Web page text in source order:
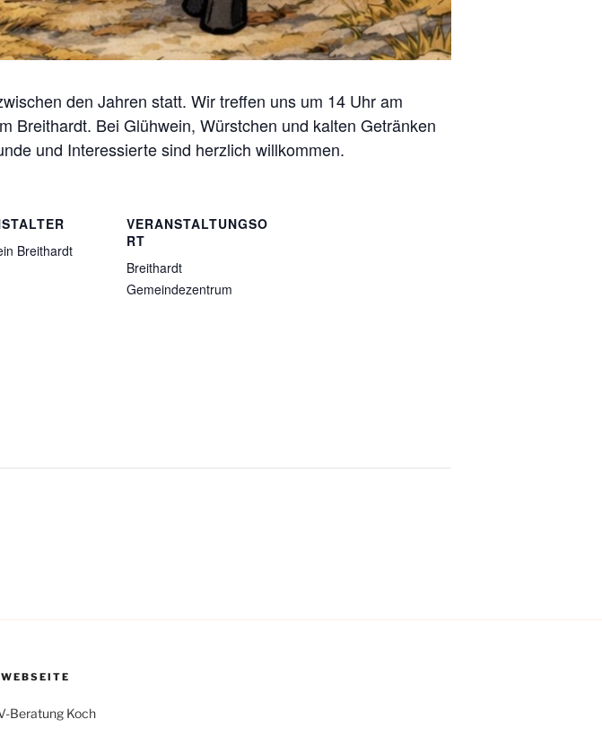
den Jahren statt. Wir treffen uns um 14 Uhr am
Breithardt. Bei Glühwein, Würstchen und kalten Getränken
und Interessierte sind herzlich willkommen.
Breithardt
VERANSTALTUNGSO
RT
Breithardt
Gemeindezentrum
Beratung Koch